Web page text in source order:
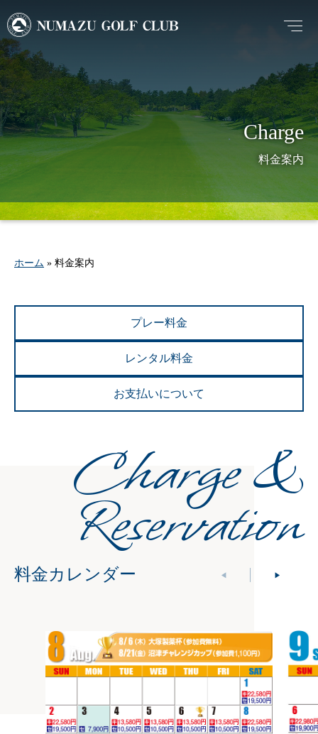
料金案内
ホーム » 料金案内
プレー料金
レンタル料金
お支払いについて
Charge &
Reservation
料金カレンダー ◀ ▶